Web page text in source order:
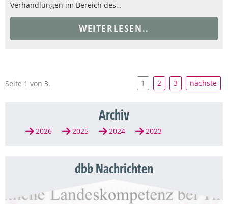
Verhandlungen im Bereich des…
WEITERLESEN..
Seite 1 von 3. 1 2 3 nächste
Archiv
2026 2025 2024 2023
dbb Nachrichten